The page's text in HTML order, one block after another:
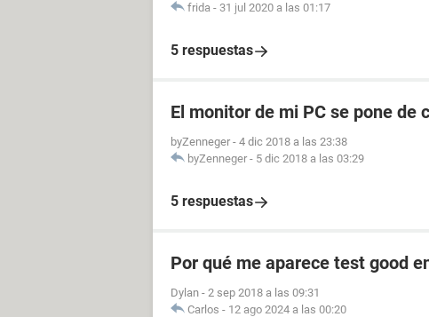
frida - 31 jul 2020 a las 01:17
5 respuestas
El monitor de mi PC se pone de
byZenneger - 4 dic 2018 a las 23:38
byZenneger - 5 dic 2018 a las 03:29
5 respuestas
Por qué me aparece test good
Dylan - 2 sep 2018 a las 09:31
Carlos - 12 ago 2024 a las 00:20